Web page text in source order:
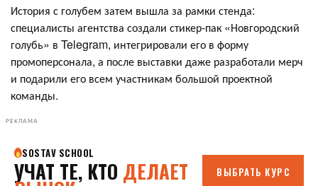
История с голубем затем вышла за рамки стенда:
специалисты агентства создали стикер-пак «Новгородский
голубь» в Telegram, интегрировали его в форму
промоперсонала, а после выставки даже разработали мерч
и подарили его всем участникам большой проектной
команды.
РЕКЛАМА